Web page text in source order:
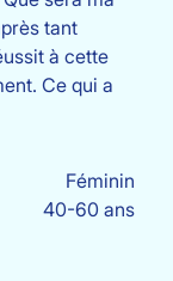
tant
à cette
Ce qui a
Féminin
40-60 ans